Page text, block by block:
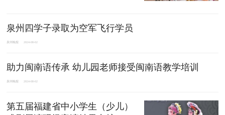
泉州四学子录取为空军飞行学员
泉州晚报 2024-08-02
助力闽南语传承 幼儿园老师接受闽南语教学培训
泉州晚报 2024-08-02
第五届福建省中小学生（少儿）